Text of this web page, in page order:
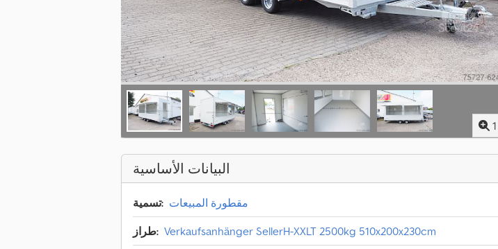
1
البيانات الأساسية
تسمية: مقطورة المبيعات
طراز: Verkaufsanhänger SellerH-XXLT 2500kg 510x200x230cm